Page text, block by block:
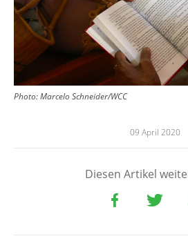
Photo: Marcelo Schneider/WCC
09 April 2020
Diesen Artikel